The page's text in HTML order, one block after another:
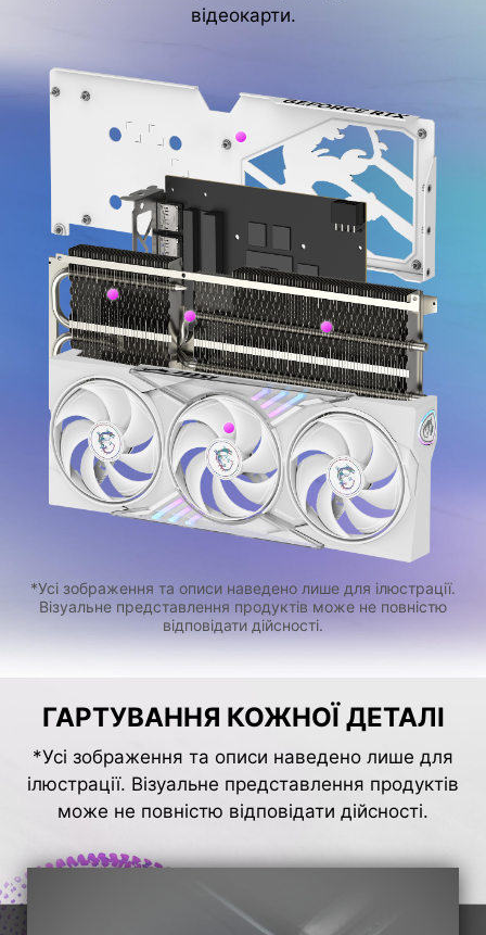
відеокарти.
*Усі зображення та описи наведено лише для ілюстрації.
Візуальне представлення продуктів може не повністю
відповідати дійсності.
ГАРТУВАННЯ КОЖНОЇ ДЕТАЛІ
*Усі зображення та описи наведено лише для
ілюстрації. Візуальне представлення продуктів
може не повністю відповідати дійсності.